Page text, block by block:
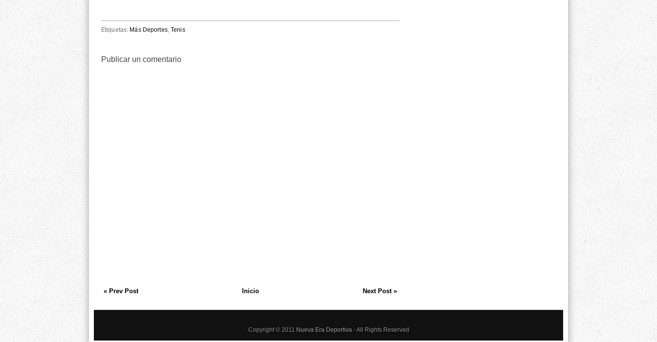
Etiquetas: Más Deportes,Tenis
Publicar un comentario
« Prev Post Next Post »
Inicio
Copyright © 2011 Nueva Era Deportiva- All Rights Reserved